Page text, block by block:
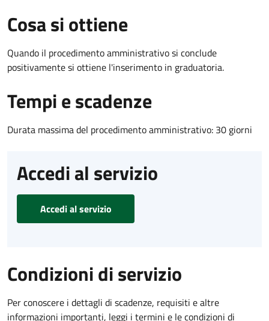
Cosa si ottiene
Quando il procedimento amministrativo si conclude
positivamente si ottiene l'inserimento in graduatoria.
Tempi e scadenze
Durata massima del procedimento amministrativo: 30 giorni
Accedi al servizio
Accedi al servizio
Condizioni di servizio
Per conoscere i dettagli di scadenze, requisiti e altre
informazioni importanti, leggi i termini e le condizioni di